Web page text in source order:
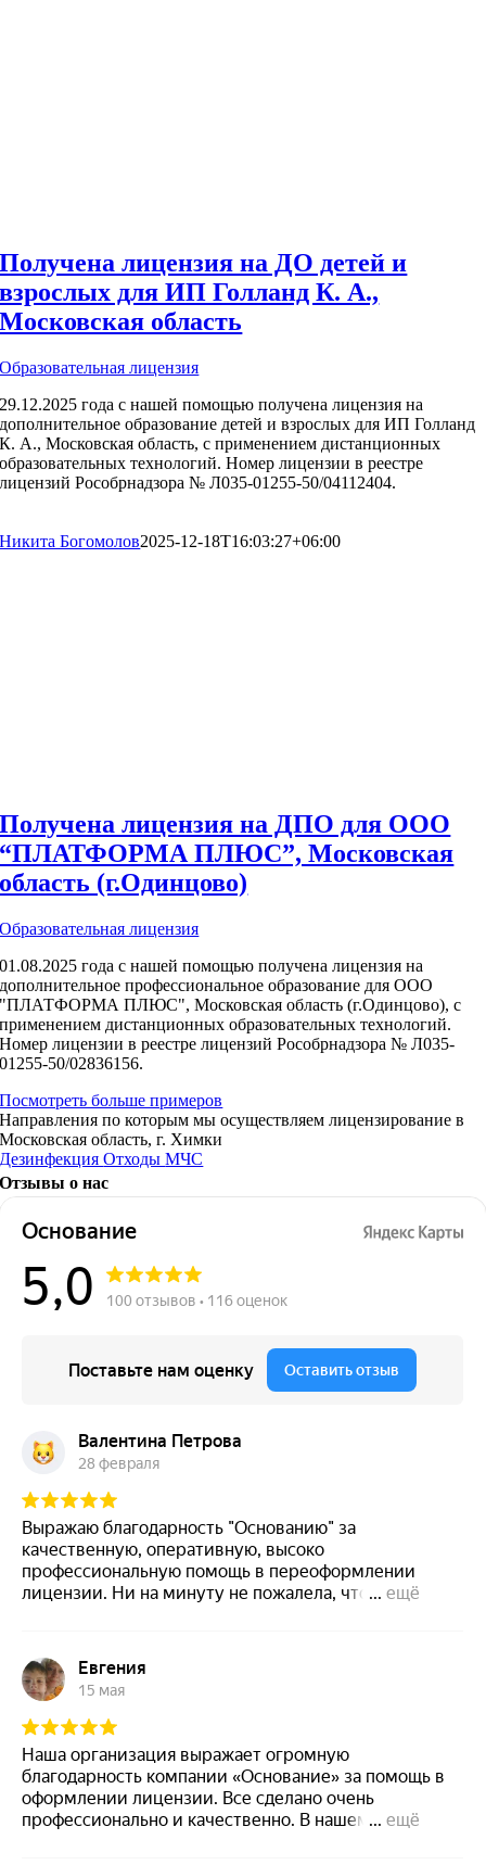
Получена лицензия на ДО детей и
взрослых для ИП Голланд К. А.,
Московская область
Образовательная лицензия
29.12.2025 года с нашей помощью получена лицензия на
дополнительное образование детей и взрослых для ИП Голланд
К. А., Московская область, с применением дистанционных
образовательных технологий. Номер лицензии в реестре
лицензий Рособрнадзора № Л035-01255-50/04112404.
Никита Богомолов2025-12-18T16:03:27+06:00
Получена лицензия на ДПО для ООО
“ПЛАТФОРМА ПЛЮС”, Московская
область (г.Одинцово)
Образовательная лицензия
01.08.2025 года с нашей помощью получена лицензия на
дополнительное профессиональное образование для ООО
"ПЛАТФОРМА ПЛЮС", Московская область (г.Одинцово), с
применением дистанционных образовательных технологий.
Номер лицензии в реестре лицензий Рособрнадзора № Л035-
01255-50/02836156.
Посмотреть больше примеров
Направления по которым мы осуществляем лицензирование в
Московская область, г. Химки
ДезинфекцияОтходыМЧС
Отзывы о нас